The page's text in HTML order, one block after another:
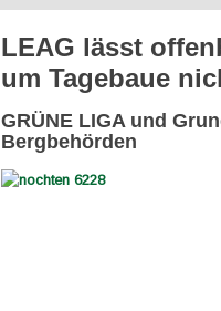
LEAG lässt
um Tagebaue
GRÜNE LIGA und
Bergbehörden